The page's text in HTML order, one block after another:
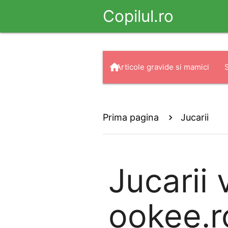
Copilul.ro
homeArticole gravide si mamici
Prima pagina Jucarii
Jucarii